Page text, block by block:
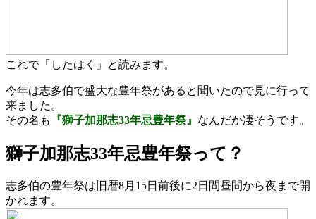
これで「したはく」と読みます。
今年は志多伯で盛大な豊年祭があると聞いたので見に行って
来ました。
その名も
『獅子加那志33年忌豊年祭』 なんだか凄そうです。
獅子加那志33年忌豊年祭って？
志多伯の豊年祭は旧暦8月15日前後に2日間昼間から夜まで開
かれます。